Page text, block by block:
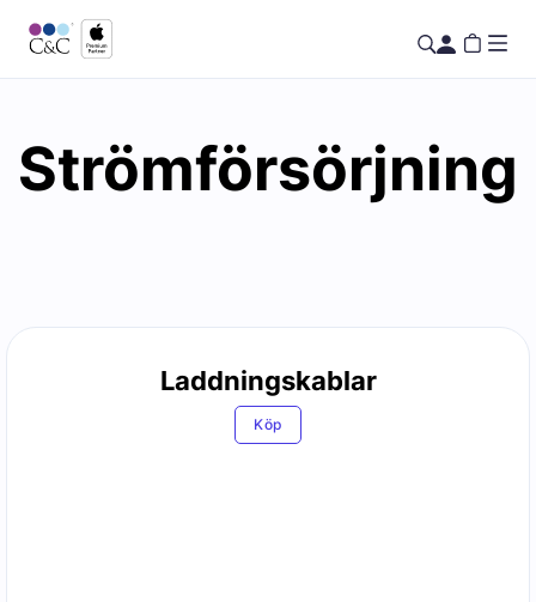
Strömförsörjning
Laddningskablar
Köp